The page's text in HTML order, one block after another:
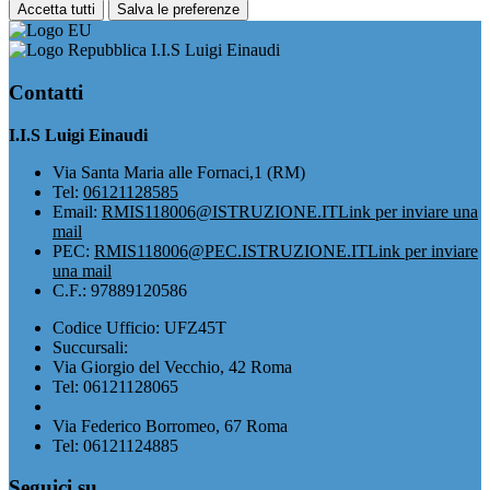
Accetta tutti Salva le preferenze
I.I.S Luigi Einaudi
Contatti
I.I.S Luigi Einaudi
Via Santa Maria alle Fornaci,1 (RM)
Tel: 06121128585
Email: RMIS118006@ISTRUZIONE.ITLink per inviare una
mail
PEC: RMIS118006@PEC.ISTRUZIONE.ITLink per inviare
una mail
C.F.: 97889120586
Codice Ufficio: UFZ45T
Succursali:
Via Giorgio del Vecchio, 42 Roma
Tel: 06121128065
Via Federico Borromeo, 67 Roma
Tel: 06121124885